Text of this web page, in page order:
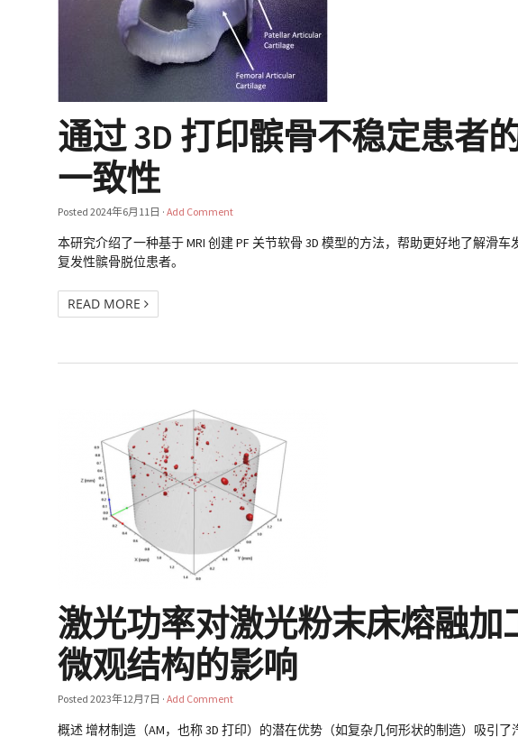
通过 3D 打印髌骨不稳定患者
一致性
Posted2024年6月11日 ·Add Comment
本研究介绍了一种基于 MRI 创建 PF 关节软骨 3D 模型的方法，帮助更好地了解滑
复发性髌骨脱位患者。
READ MORE
激光功率对激光粉末床熔融加
微观结构的影响
Posted2023年12月7日 ·Add Comment
概述 增材制造（AM，也称 3D 打印）的潜在优势（如复杂几何形状的制造）吸引